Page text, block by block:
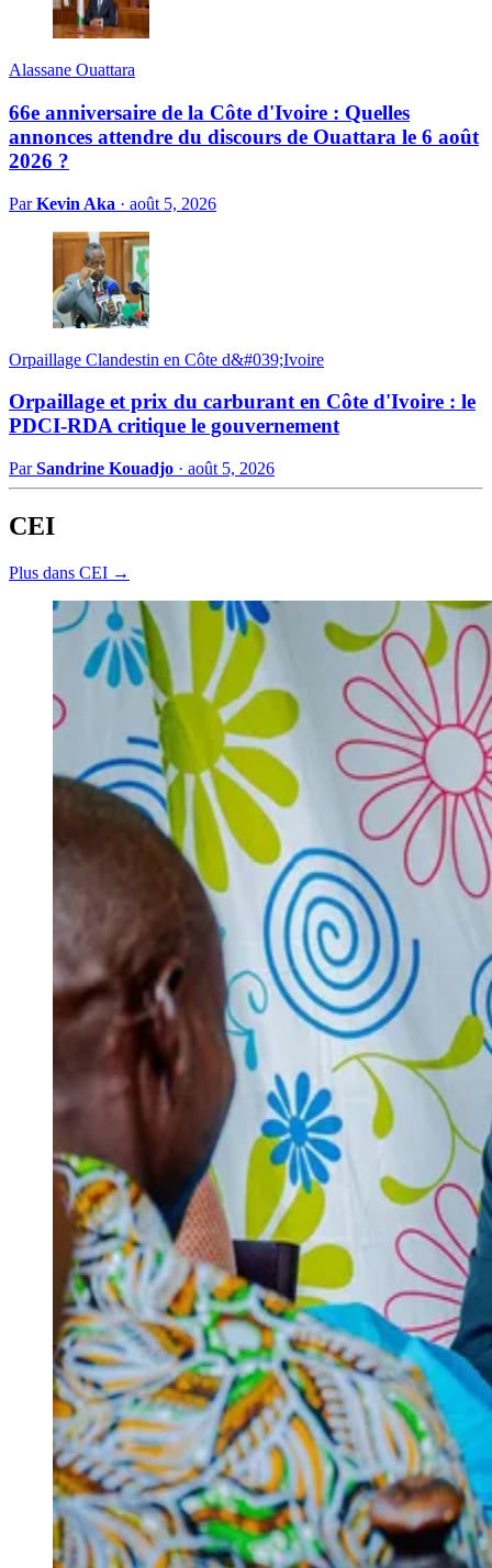
Alassane Ouattara
66e anniversaire de la Côte d'Ivoire : Quelles
annonces attendre du discours de Ouattara le 6 août
2026 ?
ParKevin Aka · août 5, 2026
Orpaillage Clandestin en Côte d&#039;Ivoire
Orpaillage et prix du carburant en Côte d'Ivoire : le
PDCI-RDA critique le gouvernement
ParSandrine Kouadjo · août 5, 2026
CEI
Plus dans CEI →